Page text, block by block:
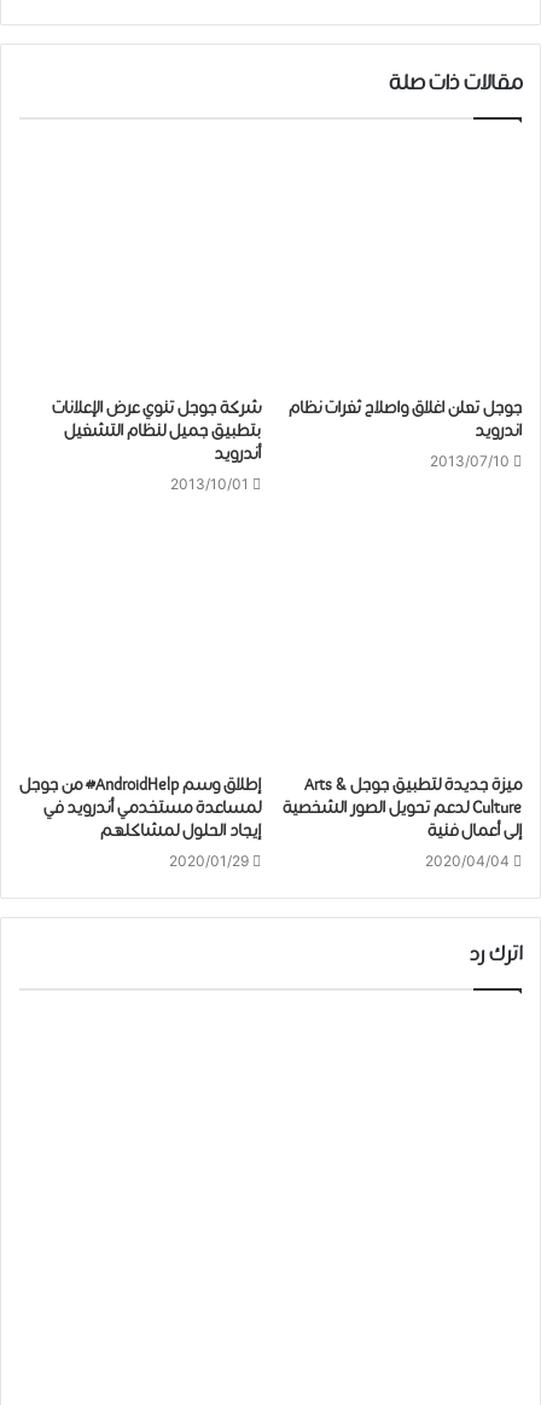
مقالات ذات صلة
جوجل تعلن اغلاق واصلاح ثغرات نظام
اندرويد
2013/07/10
شركة جوجل تنوي عرض الإعلانات
بتطبيق جميل لنظام التشغيل
أندرويد
2013/10/01
ميزة جديدة لتطبيق جوجل Arts &
Culture لدعم ﺗﺤﻮﻳﻞ ﺍﻟﺼﻮﺭ ﺍﻟﺸﺨﺼﻴﺔ
ﺇﻟﻰ ﺃﻋﻤﺎﻝ ﻓﻨﻴﺔ
2020/04/04
إطلاق ﻭﺳﻢ AndroidHelp# من جوجل
ﻟﻤﺴﺎﻋﺪﺓ ﻣﺴﺘﺨﺪﻣﻲ ﺃﻧﺪﺭﻭﻳﺪ في
إيجاد الحلول لمشاكلهم
2020/01/29
اترك رد